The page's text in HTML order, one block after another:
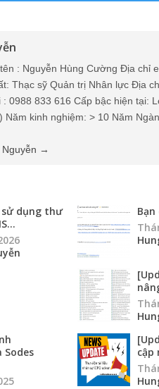
: Nguyễn Hùng Cường Địa chỉ
Thạc sỹ Quản trị Nhân lực Địa
0988 833 616 Cấp bậc hiện tại:
Năm kinh nghiệm: > 10 Năm
→
sử dụng thư
Sodes
cập